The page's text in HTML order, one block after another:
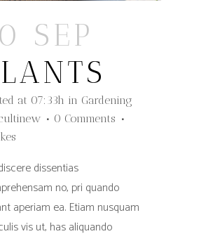
SEP
at 07:33h in Gardening
0 Comments
dissentias
no, pri quando
aperiam ea. Etiam nusquam
vis ut, has aliquando